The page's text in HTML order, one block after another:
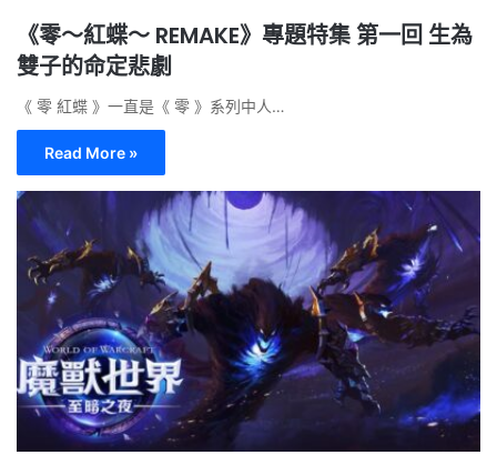
《零～紅蝶～ REMAKE》專題特集 第一回 生為
雙子的命定悲劇
《 零 紅蝶 》一直是《 零 》系列中人…
Read More »